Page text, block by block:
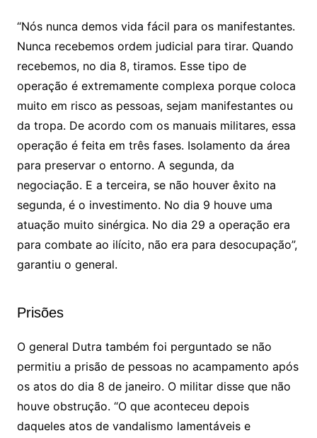
“Nós nunca demos vida fácil para os manifestantes.
Nunca recebemos ordem judicial para tirar. Quando
recebemos, no dia 8, tiramos. Esse tipo de
operação é extremamente complexa porque coloca
muito em risco as pessoas, sejam manifestantes ou
da tropa. De acordo com os manuais militares, essa
operação é feita em três fases. Isolamento da área
para preservar o entorno. A segunda, da
negociação. E a terceira, se não houver êxito na
segunda, é o investimento. No dia 9 houve uma
atuação muito sinérgica. No dia 29 a operação era
para combate ao ilícito, não era para desocupação”,
garantiu o general.
Prisões
O general Dutra também foi perguntado se não
permitiu a prisão de pessoas no acampamento após
os atos do dia 8 de janeiro. O militar disse que não
houve obstrução. “O que aconteceu depois
daqueles atos de vandalismo lamentáveis e